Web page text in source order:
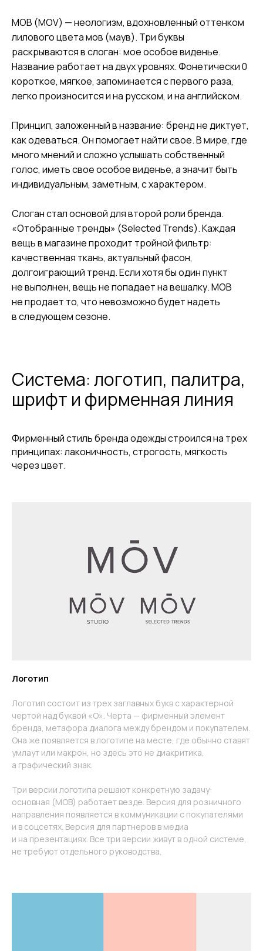
МОВ (MOV) — неологизм, вдохновленный оттенком
лилового цвета мов (маув). Три буквы
раскрываются в слоган: мое особое виденье.
Название работает на двух уровнях. Фонетически 0
короткое, мягкое, запоминается с первого раза,
легко произносится и на русском, и на английском.
Принцип, заложенный в название: бренд не диктует,
как одеваться. Он помогает найти свое. В мире, где
много мнений и сложно услышать собственный
голос, иметь свое особое виденье, а значит быть
индивидуальным, заметным, с характером.
Слоган стал основой для второй роли бренда.
«Отобранные тренды» (Selected Trends). Каждая
вещь в магазине проходит тройной фильтр:
качественная ткань, актуальный фасон,
долгоиграющий тренд. Если хотя бы один пункт
не выполнен, вещь не попадает на вешалку. МОВ
не продает то, что невозможно будет надеть
в следующем сезоне.
Система: логотип, палитра,
шрифт и фирменная линия
Фирменный стиль бренда одежды строился на трех
принципах: лаконичность, строгость, мягкость
через цвет.
Логотип
Логотип состоит из трех заглавных букв с характерной
чертой над буквой «О». Черта — фирменный элемент
бренда, метафора диалога между брендом и покупателем.
Она же появляется в логотипе на месте, где обычно ставят
умлаут или макрон, но здесь это не диакритика,
а графический знак.
Три версии логотипа решают конкретную задачу:
основная (МОВ) работает везде. Версия для розничного
направления появляется в коммуникации с покупателями
и в соцсетях. Версия для партнеров в медиа
и на презентациях. Все три версии живут в одной системе,
не требуют отдельного руководства.